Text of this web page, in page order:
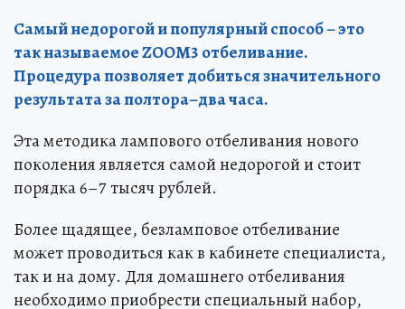
Самый недорогой и популярный способ – это
так называемое ZOOM3 отбеливание.
Процедура позволяет добиться значительного
результата за полтора–два часа.
Эта методика лампового отбеливания нового
поколения является самой недорогой и стоит
порядка 6–7 тысяч рублей.
Более щадящее, безламповое отбеливание
может проводиться как в кабинете специалиста,
так и на дому. Для домашнего отбеливания
необходимо приобрести специальный набор,